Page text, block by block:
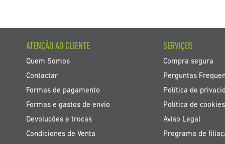
ATENÇÃO AO CLIENTE
Quem Somos
Contactar
Formas de pagamento
Formas e gastos de envio
Devoluções e trocas
Condiciones de Venta
SERVIÇOS
Compra segura
Perguntas
Política de
Política de cookies
Aviso Legal
Programa de